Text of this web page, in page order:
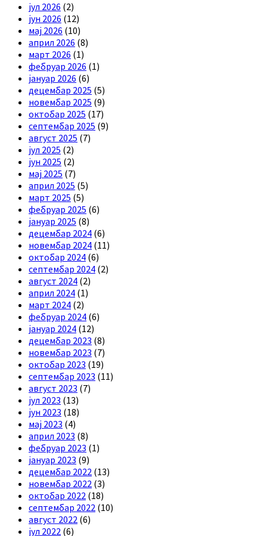
јул 2026 (2)
јун 2026 (12)
мај 2026 (10)
април 2026 (8)
март 2026 (1)
фебруар 2026 (1)
јануар 2026 (6)
децембар 2025 (5)
новембар 2025 (9)
октобар 2025 (17)
септембар 2025 (9)
август 2025 (7)
јул 2025 (2)
јун 2025 (2)
мај 2025 (7)
април 2025 (5)
март 2025 (5)
фебруар 2025 (6)
јануар 2025 (8)
децембар 2024 (6)
новембар 2024 (11)
октобар 2024 (6)
септембар 2024 (2)
август 2024 (2)
април 2024 (1)
март 2024 (2)
фебруар 2024 (6)
јануар 2024 (12)
децембар 2023 (8)
новембар 2023 (7)
октобар 2023 (19)
септембар 2023 (11)
август 2023 (7)
јул 2023 (13)
јун 2023 (18)
мај 2023 (4)
април 2023 (8)
фебруар 2023 (1)
јануар 2023 (9)
децембар 2022 (13)
новембар 2022 (3)
октобар 2022 (18)
септембар 2022 (10)
август 2022 (6)
јул 2022 (6)